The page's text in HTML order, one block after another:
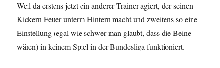
Weil da erstens jetzt ein anderer Trainer agiert, der seinen
Kickern Feuer unterm Hintern macht und zweitens so eine
Einstellung (egal wie schwer man glaubt, dass die Beine
wären) in keinem Spiel in der Bundesliga funktioniert.